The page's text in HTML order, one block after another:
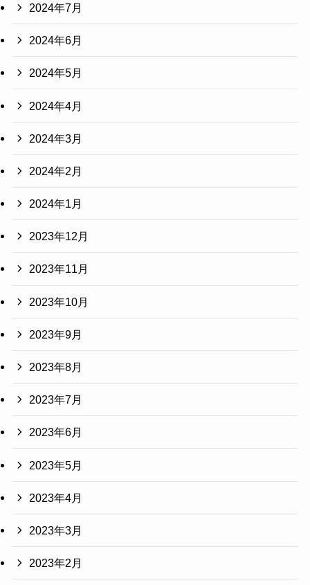
2024年7月
2024年6月
2024年5月
2024年4月
2024年3月
2024年2月
2024年1月
2023年12月
2023年11月
2023年10月
2023年9月
2023年8月
2023年7月
2023年6月
2023年5月
2023年4月
2023年3月
2023年2月